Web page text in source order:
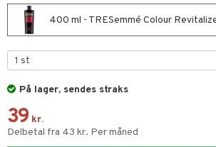
400 ml - TRESemmé Colour
På lager, sendes straks
39 kr.
Delbetal fra 43 kr. Per måned
& Antikrusning
hud
Set